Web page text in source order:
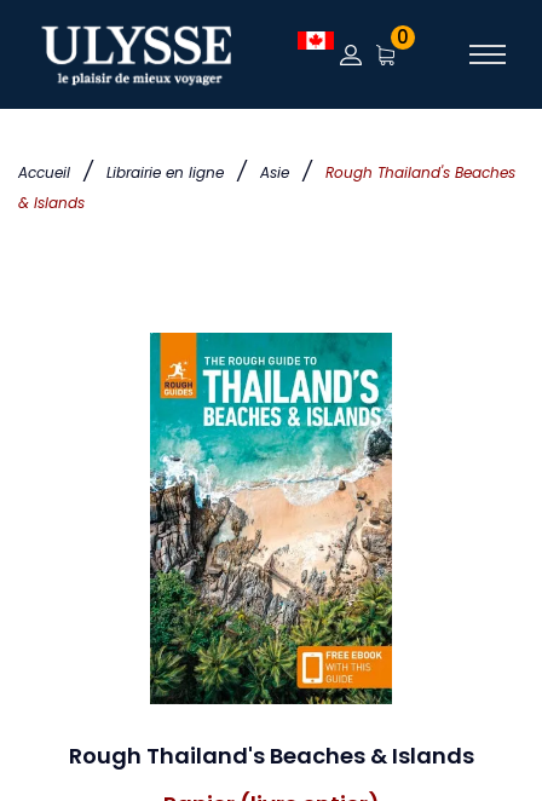
Accueil / Librairie en ligne / Asie /
Rough Thailand's Beaches
& Islands
0
Rough Thailand's Beaches & Islands